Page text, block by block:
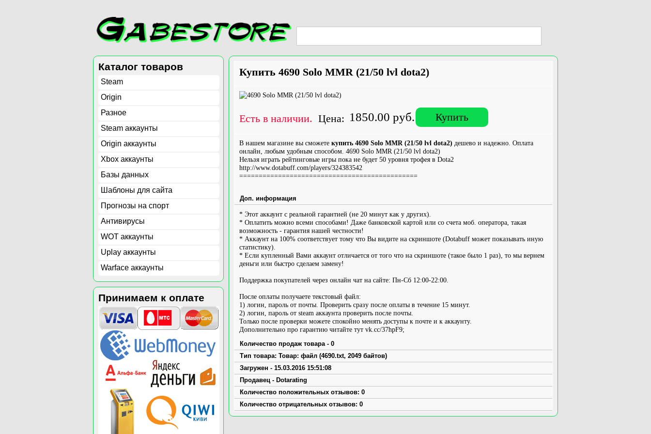
Каталог товаров
Steam
Origin
Разное
Steam аккаунты
Origin аккаунты
Xbox аккаунты
Базы данных
Шаблоны для сайта
Прогнозы на спорт
Антивирусы
WOT аккаунты
Uplay аккаунты
Warface аккаунты
Принимаем к оплате
Купить 4690 Solo MMR (21/50 lvl dota2)
Есть в наличии. Цена: 1850.00 руб. Купить
В нашем магазине вы сможете купить 4690 Solo MMR (21/50 lvl dota2) дешево и надежно. Оплата
онлайн, любым удобным способом. 4690 Solo MMR (21/50 lvl dota2)
Нельзя играть рейтинговые игры пока не будет 50 уровня трофея в Dota2
http://www.dotabuff.com/players/324383542
==============================================
Доп. информация
* Этот аккаунт с реальной гарантией (не 20 минут как у других).
* Оплатить можно всеми способами! Даже банковской картой или со счета моб. оператора, такая
возможность - гарантия нашей честности!
* Аккаунт на 100% соответствует тому что Вы видите на скриншоте (Dotabuff может показывать иную
статистику).
* Если купленный Вами аккаунт отличается от того что на скриншоте (такое было 1 раз), то мы вернем
деньги или быстро сделаем замену!
Поддержка покупателей через онлайн чат на сайте: Пн-Сб 12:00-22:00.
После оплаты получаете текстовый файл:
1) логин, пароль от почты. Проверить сразу после оплаты в течение 15 минут.
2) логин, пароль от steam аккаунта проверить после почты.
Только после проверки можете спокойно менять доступы к почте и к аккаунту.
Дополнительно про гарантию читайте тут vk.cc/37hpF9;
Количество продаж товара - 0
Тип товара: Товар: файл (4690.txt, 2049 байтов)
Загружен - 15.03.2016 15:51:08
Продавец - Dotarating
Количество положительных отзывов: 0
Количество отрицательных отзывов: 0